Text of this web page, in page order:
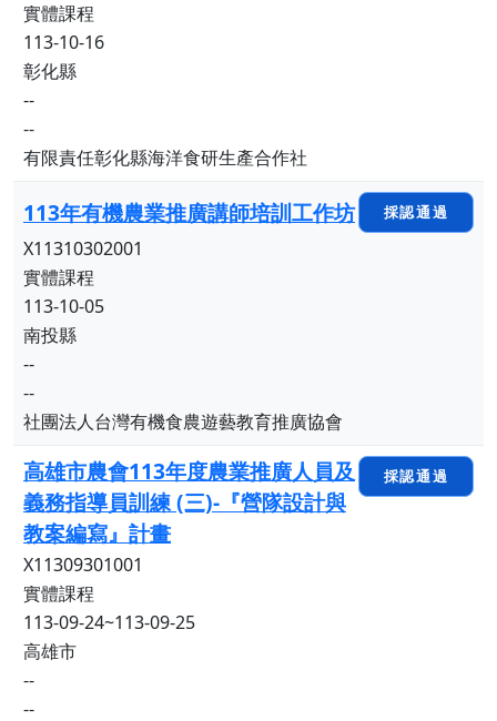
實體課程
113-10-16
彰化縣
--
--
有限責任彰化縣海洋食研生產合作社
X11310302001
實體課程
113年有機農業推廣講師培訓工作坊
113-10-05
南投縣
--
--
社團法人台灣有機食農遊藝教育推廣協會
採認通過
X11309301001
實體課程
高雄市農會113年度農業推廣人員及
義務指導員訓練 (三)-『營隊設計與
教案編寫』計畫
113-09-24~113-09-25
高雄市
--
--
採認通過